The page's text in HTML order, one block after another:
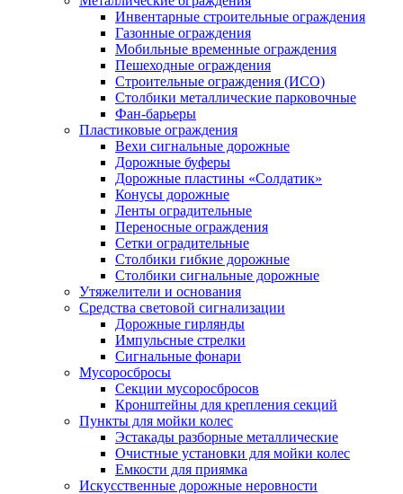
Инвентарные строительные ограждения
Газонные ограждения
Мобильные временные ограждения
Пешеходные ограждения
Строительные ограждения (ИСО)
Столбики металлические парковочные
Фан-барьеры
Пластиковые ограждения
Вехи сигнальные дорожные
Дорожные буферы
Дорожные пластины «Солдатик»
Конусы дорожные
Ленты оградительные
Переносные ограждения
Сетки оградительные
Столбики гибкие дорожные
Столбики сигнальные дорожные
Утяжелители и основания
Средства световой сигнализации
Дорожные гирлянды
Импульсные стрелки
Сигнальные фонари
Мусоросбросы
Секции мусоросбросов
Кронштейны для крепления секций
Пункты для мойки колес
Эстакады разборные металлические
Очистные установки для мойки колес
Емкости для приямка
Искусственные дорожные неровности